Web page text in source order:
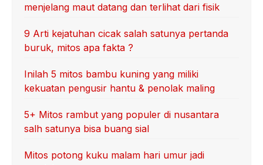
menjelang maut datang dan terlihat dari fisik
9 Arti kejatuhan cicak salah satunya pertanda
buruk, mitos apa fakta ?
Inilah 5 mitos bambu kuning yang miliki
kekuatan pengusir hantu & penolak maling
5+ Mitos rambut yang populer di nusantara
salh satunya bisa buang sial
Mitos potong kuku malam hari umur jadi